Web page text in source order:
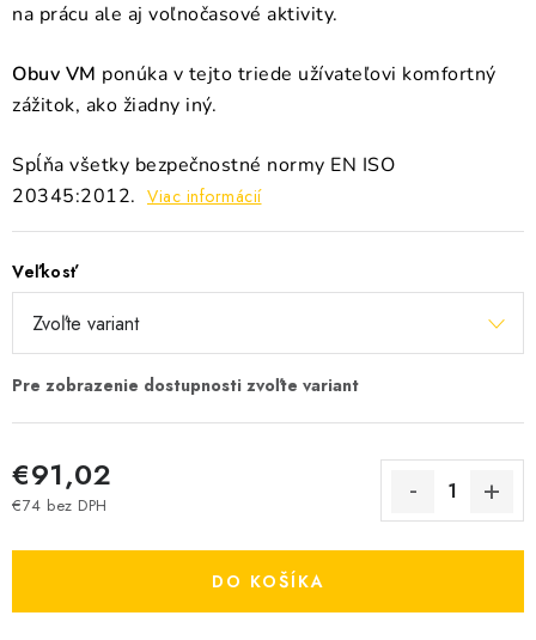
na prácu ale aj voľnočasové aktivity.
Obuv VM ponúka v tejto triede užívateľovi komfortný
zážitok, ako žiadny iný.
Spĺňa všetky bezpečnostné normy EN ISO
20345:2012. Viac informácií
Veľkosť
€91,02
€74 bez DPH
DO KOŠÍKA